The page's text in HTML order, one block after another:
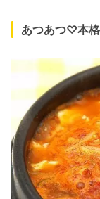
あつあつ♡本格